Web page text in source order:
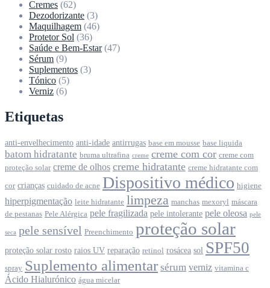
Cremes (62)
Dezodorizante (3)
Maquilhagem (46)
Protetor Sol (36)
Saúde e Bem-Estar (47)
Sérum (9)
Suplementos (3)
Tónico (5)
Verniz (6)
Etiquetas
anti-envelhecimento anti-idade antirrugas base em mousse base liquida
batom hidratante bruma ultrafina creme creme com cor creme com
proteção solar creme de olhos creme hidratante creme hidratante com
cor crianças cuidado de acne Dispositivo médico higiene
hiperpigmentação leite hidratante limpeza manchas mexoryl máscara
de pestanas Pele Alérgica pele fragilizada pele intolerante pele oleosa pele
seca pele sensível Preenchimento proteção solar
proteção solar rosto raios UV reparação retinol rosácea sol SPF50
spray Suplemento alimentar sérum verniz vitamina c
Ácido Hialurónico água micelar